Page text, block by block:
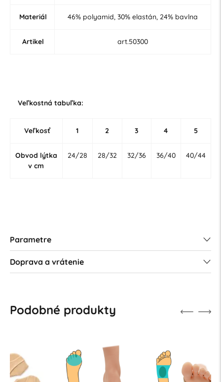
Materiál 46% polyamid, 30% elastán, 24% bavlna
Artikel art.50300
Veľkostná tabuľka:
Veľkosť 1 2 3 4 5
Obvod lýtka
v cm
24/28 28/32 32/36 36/40 40/44
Parametre
Doprava a vrátenie
Podobné produkty